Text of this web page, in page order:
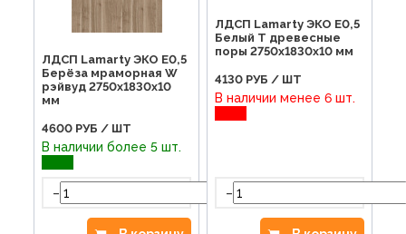
ЛДСП Lamarty ЭКО E0,5
Берёза мраморная W
рэйвуд 2750х1830х10
мм
4600 РУБ / ШТ
В наличии более 5 шт.
-
ЛДСП Lamarty ЭКО E0,5
Белый T древесные
поры 2750х1830х10 мм
4130 РУБ / ШТ
В наличии менее 6 шт.
-